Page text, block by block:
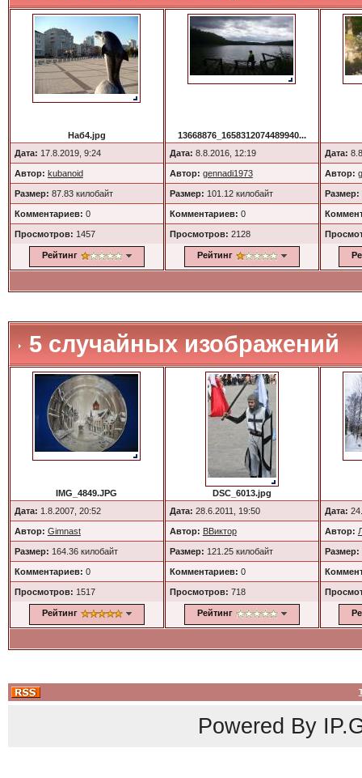
Наб4.jpg
Дата: 17.8.2019, 9:24
Автор: kubanoid
Размер: 87.83 килобайт
Комментариев: 0
Просмотров: 1457
Рейтинг
13668876_1658312074489940...
Дата: 8.8.2016, 12:19
Автор: gennadi1973
Размер: 101.12 килобайт
Комментариев: 0
Просмотров: 2128
Рейтинг
Дата:
Автор:
Размер:
5 случайных изображений
IMG_4849.JPG
Дата: 1.8.2007, 20:52
Автор: Gimnast
Размер: 164.36 килобайт
Комментариев: 0
Просмотров: 1517
Рейтинг
DSC_6013.jpg
Дата: 28.6.2011, 19:50
Автор: ВВиктор
Размер: 121.25 килобайт
Комментариев: 0
Просмотров: 718
Рейтинг
Дата:
Автор:
Размер:
Powered By